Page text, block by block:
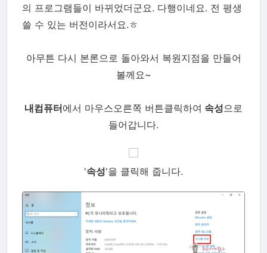
의 프로그램들이 바뀌었더군요. 다행이네요. 전 평생
쓸 수 있는 버전이라서요.ㅎ
아무튼 다시 본론으로 돌아와서 복원지점을 만들어
볼께요~
내컴퓨터에서 마우스오른쪽 버튼클릭하여 속성으로
들어갑니다.
'속성'을 클릭해 줍니다.